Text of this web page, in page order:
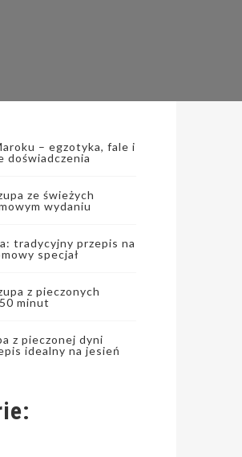
– egzotyka, fale i
doświadczenia
ze świeżych
wydaniu
tradycyjny przepis na
specjał
z pieczonych
minut
z pieczonej dyni
idealny na jesień